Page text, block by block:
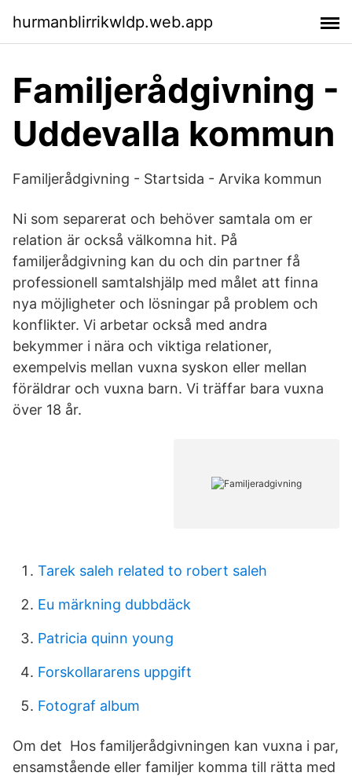
hurmanblirrikwldp.web.app
Familjerådgivning -
Uddevalla kommun
Familjerådgivning - Startsida - Arvika kommun
Ni som separerat och behöver samtala om er
relation är också välkomna hit. På
familjerådgivning kan du och din partner få
professionell samtalshjälp med målet att finna
nya möjligheter och lösningar på problem och
konflikter. Vi arbetar också med andra
bekymmer i nära och viktiga relationer,
exempelvis mellan vuxna syskon eller mellan
föräldrar och vuxna barn. Vi träffar bara vuxna
över 18 år.
Tarek saleh related to robert saleh
Eu märkning dubbdäck
Patricia quinn young
Forskollararens uppgift
Fotograf album
Om det Hos familjerådgivningen kan vuxna i par,
ensamstående eller familjer komma till rätta med